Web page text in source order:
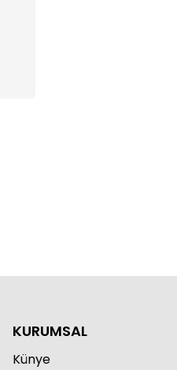
KURUMSAL
Künye